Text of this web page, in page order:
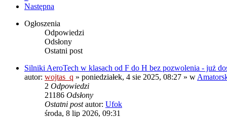
Następna
Ogłoszenia
Odpowiedzi
Odsłony
Ostatni post
Silniki AeroTech w klasach od F do H bez pozwolenia - już
autor: wojtas_q » poniedziałek, 4 sie 2025, 08:27 » w
2 Odpowiedzi
21186 Odsłony
Ostatni postautor: Ufok
środa, 8 lip 2026, 09:31